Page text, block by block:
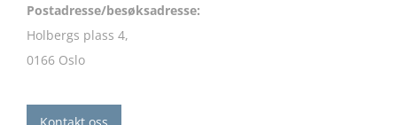
Postadresse/besøksadresse:
Holbergs plass 4,
0166 Oslo